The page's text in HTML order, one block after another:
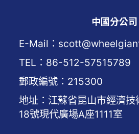
中國分公司
E-Mail：
TEL：86-512-57515789
郵政編號：215300
地址：江蘇省昆山市經濟技
18號現代廣場A座1111室